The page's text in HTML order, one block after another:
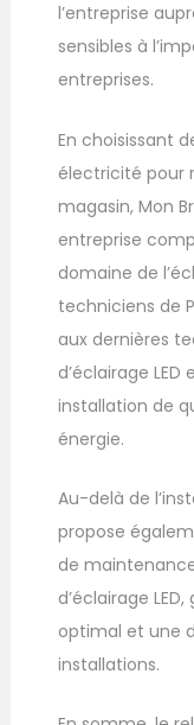
l’entreprise
sensibles à
entreprises.
En choisissant
électricité pour
magasin, Mon
entreprise
domaine de
techniciens de
aux dernières
d’éclairage
installation de
énergie.
Au-delà de
propose
de
d’éclairage
optimal et une
installations.